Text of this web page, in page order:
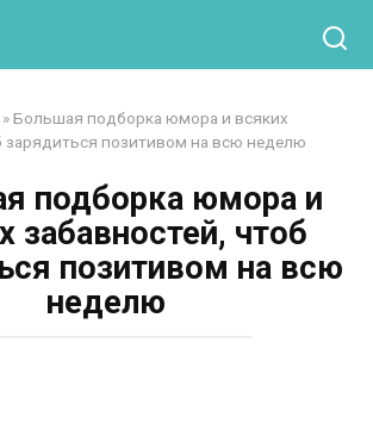
»Большая подборка юмора и всяких
зарядиться позитивом на всю неделю
подборка юмора и
забавностей, чтоб
позитивом на всю
неделю